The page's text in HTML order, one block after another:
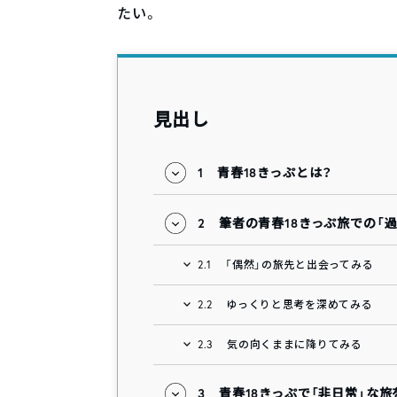
たい。
見出し
1 青春18きっぷとは？
2 筆者の青春18きっぷ旅での「過
2.1 「偶然」の旅先と出会ってみる
2.2 ゆっくりと思考を深めてみる
2.3 気の向くままに降りてみる
3 青春18きっぷで「非日常」な